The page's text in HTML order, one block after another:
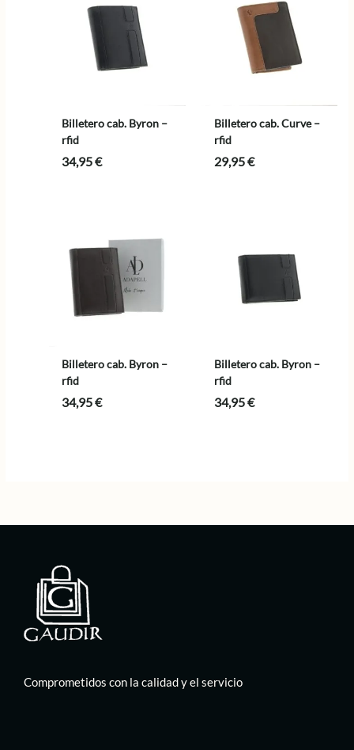
Billetero cab. Byron –
rfid
34,95€
Billetero cab. Curve –
rfid
29,95€
Billetero cab. Byron –
rfid
34,95€
Billetero cab. Byron –
rfid
34,95€
Comprometidos con la calidad y el servicio